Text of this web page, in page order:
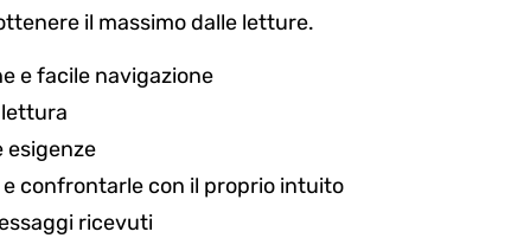
il massimo dalle letture.
e facile navigazione
esigenze
confrontarle con il proprio intuito
ricevuti